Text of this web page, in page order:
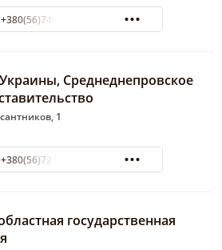
+380(56)740-31-68
Среднеднепровское
1
+380(56)721-52-81
государственная